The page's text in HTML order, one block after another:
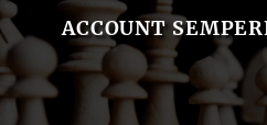
ACCOUNT